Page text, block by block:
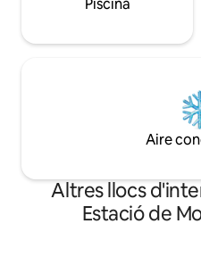
Piscina
Aire
Altres llocs
Estació de